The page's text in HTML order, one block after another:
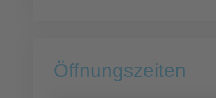
Öffnungszeiten